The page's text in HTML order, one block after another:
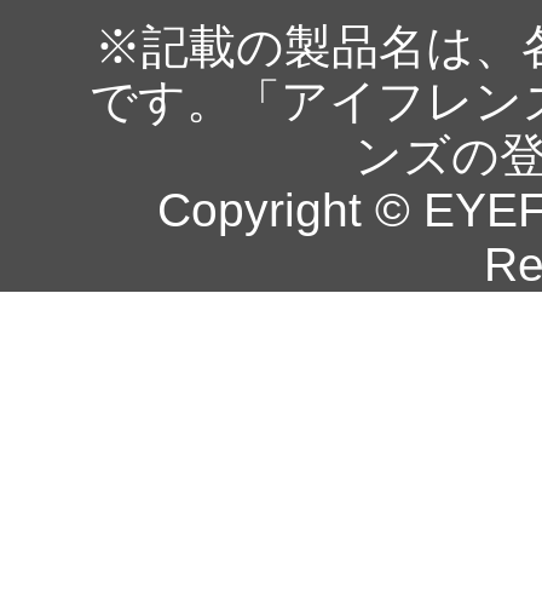
※記載の製品名は、
です。「アイフレ
ンズの
Copyright ©